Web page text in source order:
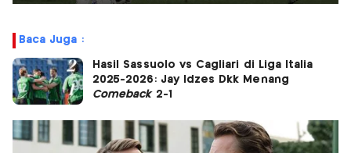
Baca Juga :
Hasil Sassuolo vs Cagliari di Liga Italia
2025-2026: Jay Idzes Dkk Menang
Comeback2-1